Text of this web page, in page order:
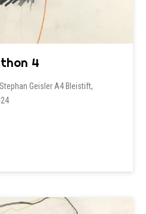
4
Geisler A4 Bleistift,